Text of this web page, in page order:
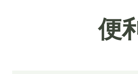
便